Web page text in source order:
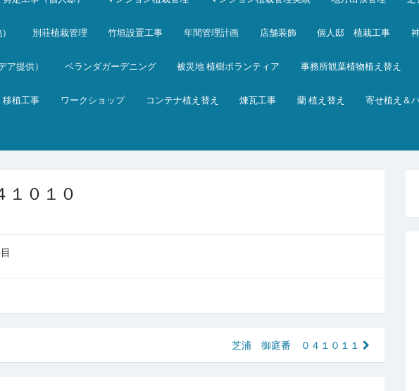
別荘植栽管理 竹垣設置工事 年間管理計画 店舗装飾 個人邸 植栽工事
ア提供） ベランダガーデニング 被災地 植樹ボランティア 事務所観葉植物植え替え
移植工事 ワークショップ コンテナ植え替え 煉瓦工事 蘭 植え替え 寄せ植え＆
０１０
芝浦 御庭番 ０４１０１１